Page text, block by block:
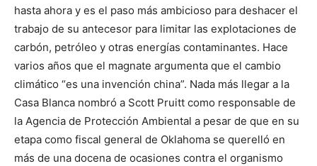
hasta ahora y es el paso más ambicioso para deshacer el
trabajo de su antecesor para limitar las explotaciones de
carbón, petróleo y otras energías contaminantes. Hace
varios años que el magnate argumenta que el cambio
climático “es una invención china”. Nada más llegar a la
Casa Blanca nombró a Scott Pruitt como responsable de
la Agencia de Protección Ambiental a pesar de que en su
etapa como fiscal general de Oklahoma se querelló en
más de una docena de ocasiones contra el organismo